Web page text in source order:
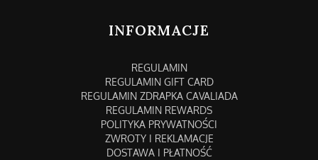
INFORMACJE
REGULAMIN
REGULAMIN GIFT CARD
REGULAMIN ZDRAPKA CAVALIADA
REGULAMIN REWARDS
POLITYKA PRYWATNOŚCI
ZWROTY I REKLAMACJE
DOSTAWA I PŁATNOŚĆ